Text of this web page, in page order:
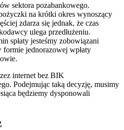
sektora pozabankowego.
na krótki okres wynoszący
zdarza się jednak, że czas
ulega przedłużeniu.
spłaty jesteśmy zobowiązani
jednorazowej wpłaty
internet bez BIK
Podejmując taką decyzję, musimy
będziemy dysponowali